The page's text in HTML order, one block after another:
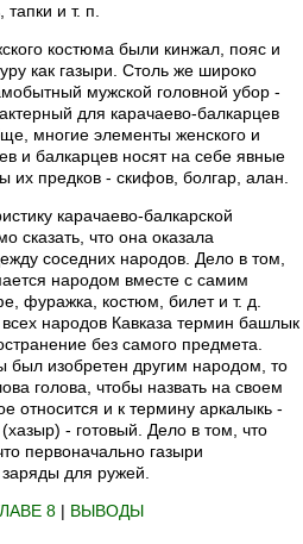
и т. п.
костюма были кинжал, пояс и
как газыри. Столь же широко
мужской головной убор -
для карачаево-балкарцев
многие элементы женского и
и балкарцев носят на себе явные
предков - скифов, болгар, алан.
карачаево-балкарской
сказать, что она оказала
соседних народов. Дело в том,
народом вместе с самим
фуражка, костюм, билет и т. д.
народов Кавказа термин башлык
без самого предмета.
был изобретен другим народом, то
голова, чтобы назвать на своем
относится и к термину аркалыкь -
- готовый. Дело в том, что
первоначально газыри
для ружей.
8 | ВЫВОДЫ